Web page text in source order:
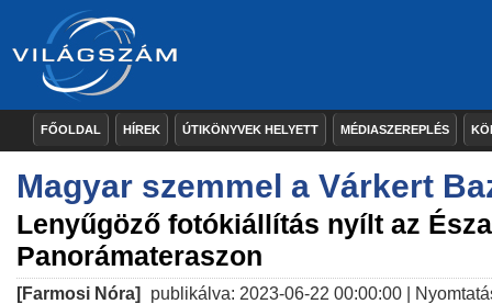
FŐOLDAL HÍREK ÚTIKÖNYVEK HELYETT MÉDIASZEREPLÉS
Magyar szemmel a Várkert
Lenyűgöző fotókiállítás nyílt az
Panorámateraszon
[Farmosi Nóra] publikálva: 2023-06-22 00:00:00 |